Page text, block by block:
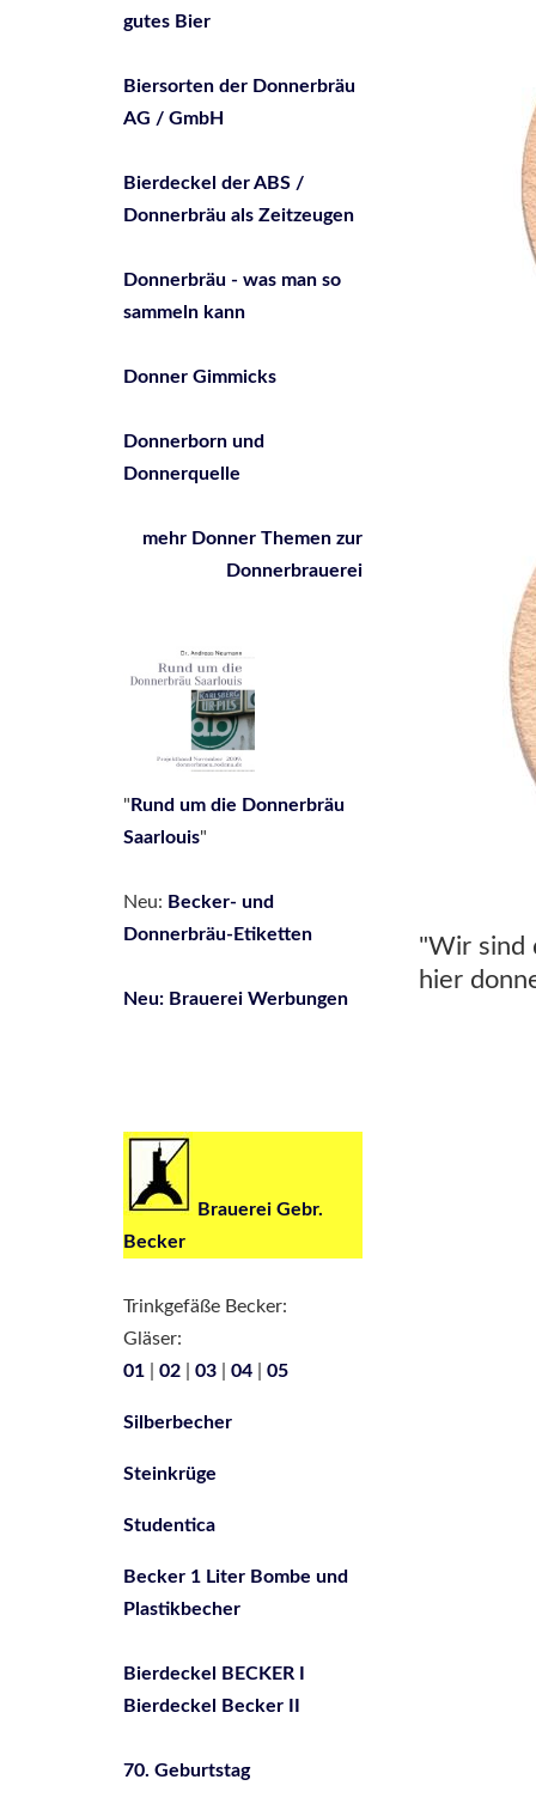
gutes Bier
Biersorten der Donnerbräu
AG / GmbH
Bierdeckel der ABS /
Donnerbräu als Zeitzeugen
Donnerbräu - was man so
sammeln kann
Donner Gimmicks
Donnerborn und
Donnerquelle
mehr Donner Themen zur
Donnerbrauerei
" Rund um die Donnerbräu
Saarlouis"
Neu: Becker- und
Donnerbräu-Etiketten
Neu: Brauerei Werbungen
Brauerei Gebr.
Becker
Trinkgefäße Becker:
Gläser:
01
02 03 04 05
Silberbecher
Steinkrüge
Studentica
Becker 1 Liter Bombe und
Plastikbecher
Bierdeckel BECKER I
Bierdeckel Becker II
70. Geburtstag
"Wir sind
hier